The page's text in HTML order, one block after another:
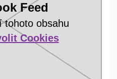
Feed
tohoto obsahu
Cookies